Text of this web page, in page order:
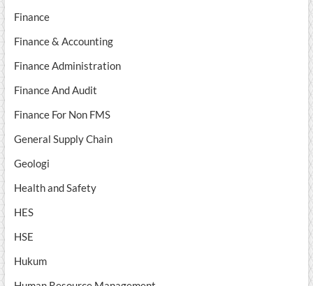
Finance
Finance & Accounting
Finance Administration
Finance And Audit
Finance For Non FMS
General Supply Chain
Geologi
Health and Safety
HES
HSE
Hukum